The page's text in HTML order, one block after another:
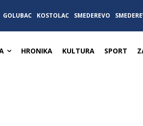
GOLUBAC KOSTOLAC SMEDEREVO
HRONIKA KULTURA SPORT